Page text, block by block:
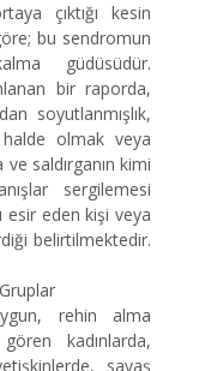
çıktığı kesin
bu sendromun
güdüsüdür.
bir raporda,
soyutlanmışlık,
olmak veya
saldırganın kimi
sergilemesi
eden kişi veya
belirtilmektedir.
rehin alma
kadınlarda,
savaş